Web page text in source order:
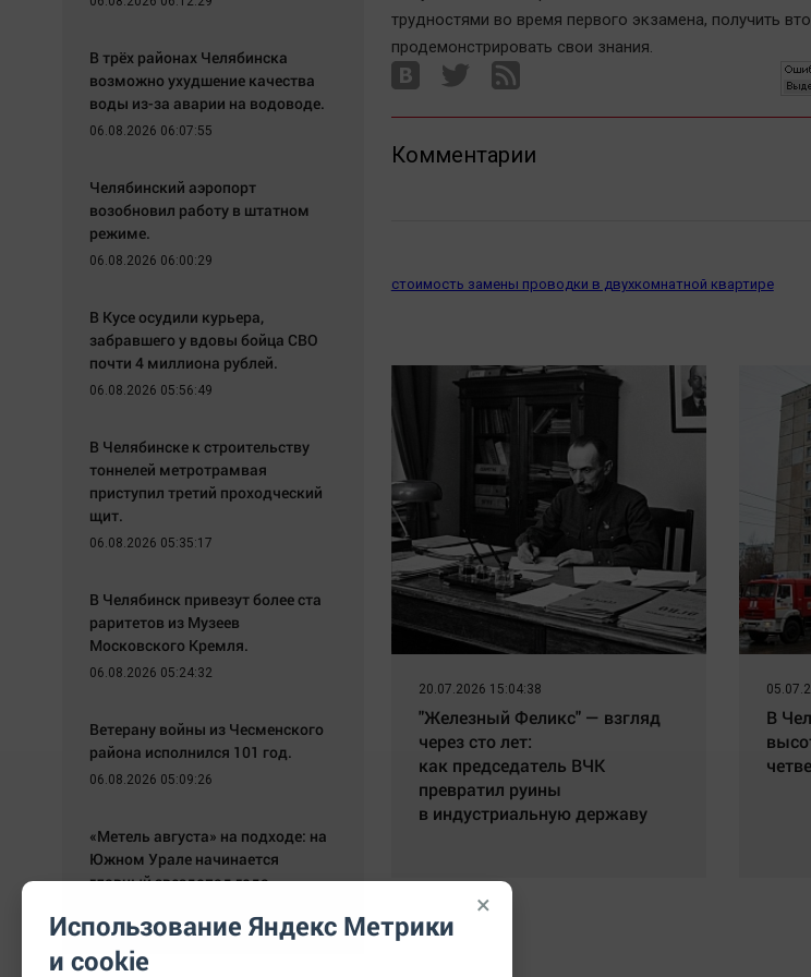
трудностями во время первого экзамена, получить
продемонстрировать свои знания.
Комментарии
стоимость замены проводки в двухкомнатной квартире
20.07.2026 15:04:38
"Железный Феликс" — взгляд
через сто лет:
как председатель ВЧК
превратил руины
в индустриальную державу
В
В трёх районах Челябинска
возможно ухудшение качества
воды из-за аварии на водоводе.
06.08.2026 06:07:55
Челябинский аэропорт
возобновил работу в штатном
режиме.
06.08.2026 06:00:29
В Кусе осудили курьера,
забравшего у вдовы бойца СВО
почти 4 миллиона рублей.
06.08.2026 05:56:49
В Челябинске к строительству
тоннелей метротрамвая
приступил третий проходческий
щит.
06.08.2026 05:35:17
В Челябинск привезут более ста
раритетов из Музеев
Московского Кремля.
06.08.2026 05:24:32
Ветерану войны из Чесменского
района исполнился 101 год.
06.08.2026 05:09:26
«Метель августа» на подходе: на
Южном Урале начинается
главный звездопад года
×
Использование Яндекс Метрики
и cookie